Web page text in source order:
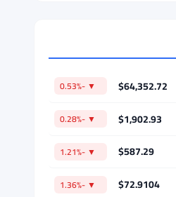
اليومية 7 أغسطس
المرتبطة بالعملات
وألاسكا ووايومنغ بعد